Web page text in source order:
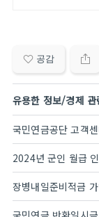
공감
유용한 정보/경제 관
국민연금공단 고객
2024년 군인 월급
장병내일준비적금